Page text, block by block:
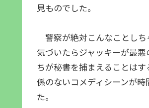
見ものでした。
警察が絶対こんなことし
気づいたらジャッキーが最
ちが秘書を捕まえることは
係のないコメディシーンが
た。